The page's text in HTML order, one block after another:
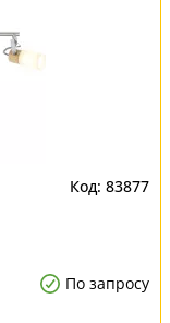
83877
По запросу